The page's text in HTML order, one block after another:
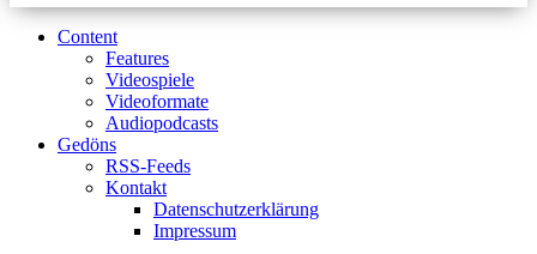
Content
Features
Videospiele
Videoformate
Audiopodcasts
Gedöns
RSS-Feeds
Kontakt
Datenschutzerklärung
Impressum